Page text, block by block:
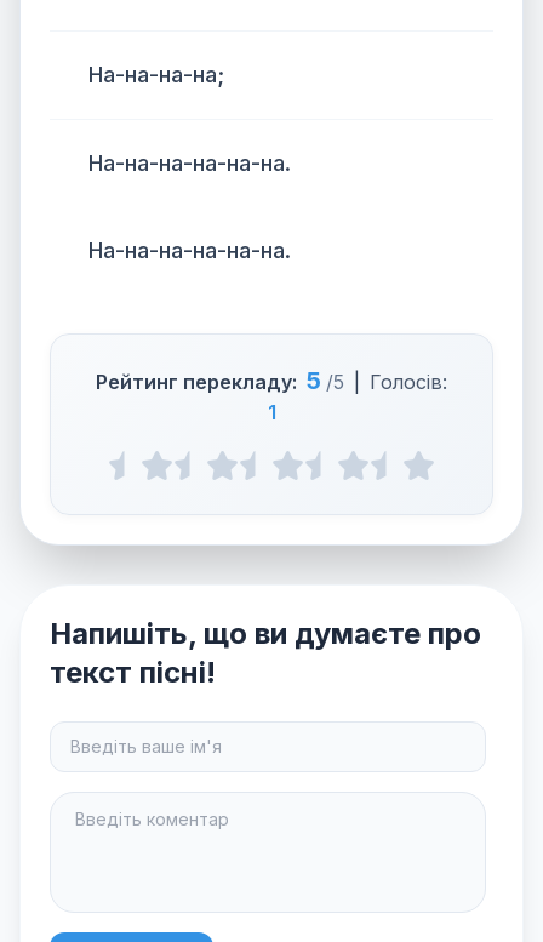
На-на-на-на;
На-на-на-на-на-на.
На-на-на-на-на-на.
Рейтинг перекладу: 5 /5
Голосів:
1
Напишіть, що ви думаєте про
текст пісні!